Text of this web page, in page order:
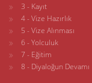
3 - Kayıt
4 - Vize Hazırlık
5 - Vize Alınması
6 - Yolculuk
7 - Eğitim
8 - Diyaloğun Devamı